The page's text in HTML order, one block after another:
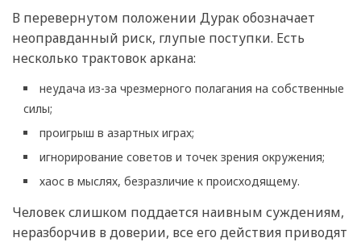
В перевернутом положении Дурак обозначает
неоправданный риск, глупые поступки. Есть
несколько трактовок аркана:
неудача из-за чрезмерного полагания на собственные
силы;
проигрыш в азартных играх;
игнорирование советов и точек зрения окружения;
хаос в мыслях, безразличие к происходящему.
Человек слишком поддается наивным суждениям,
неразборчив в доверии, все его действия приводят